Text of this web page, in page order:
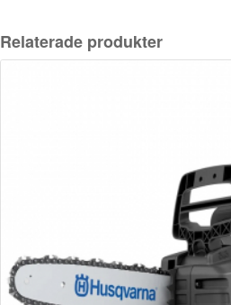
Relaterade produkter